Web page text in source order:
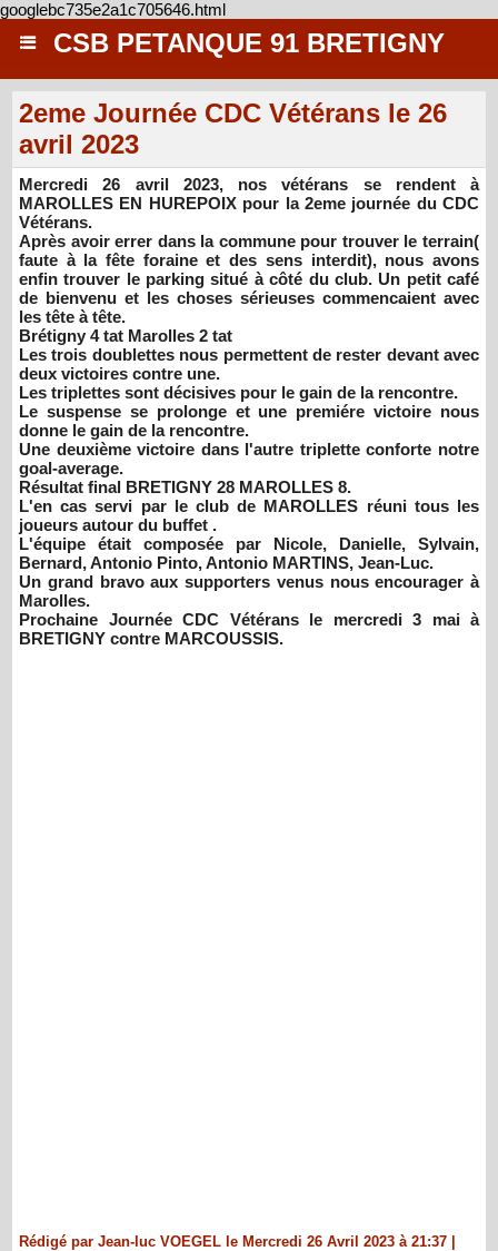
googlebc735e2a1c705646.html
CSB PETANQUE 91 BRETIGNY
2eme Journée CDC Vétérans le 26
avril 2023
Mercredi 26 avril 2023, nos vétérans se rendent à
MAROLLES EN HUREPOIX pour la 2eme journée du CDC
Vétérans.
Après avoir errer dans la commune pour trouver le terrain(
faute à la fête foraine et des sens interdit), nous avons
enfin trouver le parking situé à côté du club. Un petit café
de bienvenu et les choses sérieuses commencaient avec
les tête à tête.
Brétigny 4 tat Marolles 2 tat
Les trois doublettes nous permettent de rester devant avec
deux victoires contre une.
Les triplettes sont décisives pour le gain de la rencontre.
Le suspense se prolonge et une premiére victoire nous
donne le gain de la rencontre.
Une deuxième victoire dans l'autre triplette conforte notre
goal-average.
Résultat final BRETIGNY 28 MAROLLES 8.
L'en cas servi par le club de MAROLLES réuni tous les
joueurs autour du buffet .
L'équipe était composée par Nicole, Danielle, Sylvain,
Bernard, Antonio Pinto, Antonio MARTINS, Jean-Luc.
Un grand bravo aux supporters venus nous encourager à
Marolles.
Prochaine Journée CDC Vétérans le mercredi 3 mai à
BRETIGNY contre MARCOUSSIS.
Rédigé par Jean-luc VOEGEL le Mercredi 26 Avril 2023 à 21:37